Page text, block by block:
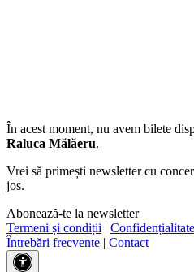
În acest moment, nu avem bilete
Raluca Mălăeru.
Vrei să primești newsletter cu
jos.
Abonează-te la newsletter
Termeni și condiții | Confidențialitate
Întrebări frecvente | Contact